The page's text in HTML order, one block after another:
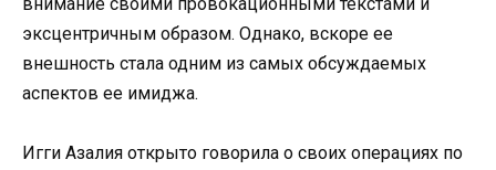
эксцентричным образом. Однако, вскоре ее
внешность стала одним из самых обсуждаемых
аспектов ее имиджа.
Игги Азалия открыто говорила о своих операциях по